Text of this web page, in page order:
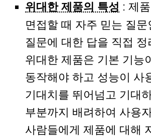
위대한 제품의 특성 : 제
면접할 때 자주 믿는 질문
질문에 대한 답을 직접
위대한 제품은 기본 기능
동작해야 하고 성능이 사
기대치를 뛰어넘고 기대
부분까지 배려하여 사용
사람들에게 제품에 대해